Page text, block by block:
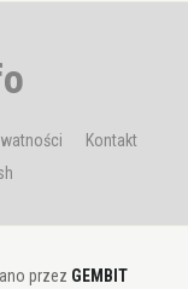
Kontakt
przez GEMBIT